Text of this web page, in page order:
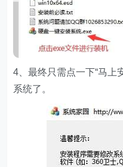
4、最终只需点一下“马上
系统了。